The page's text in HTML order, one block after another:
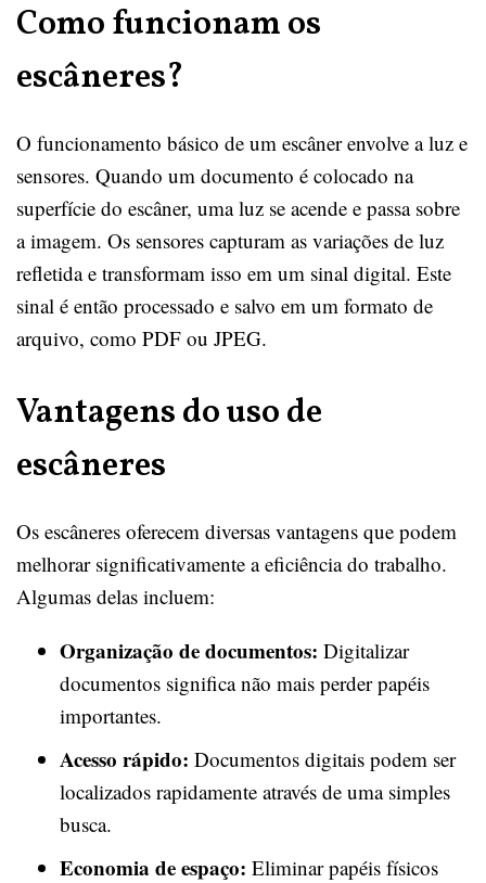
Como funcionam os
escâneres?
O funcionamento básico de um escâner envolve a luz e
sensores. Quando um documento é colocado na
superfície do escâner, uma luz se acende e passa sobre
a imagem. Os sensores capturam as variações de luz
refletida e transformam isso em um sinal digital. Este
sinal é então processado e salvo em um formato de
arquivo, como PDF ou JPEG.
Vantagens do uso de
escâneres
Os escâneres oferecem diversas vantagens que podem
melhorar significativamente a eficiência do trabalho.
Algumas delas incluem:
Organização de documentos: Digitalizar
documentos significa não mais perder papéis
importantes.
Acesso rápido: Documentos digitais podem ser
localizados rapidamente através de uma simples
busca.
Economia de espaço: Eliminar papéis físicos